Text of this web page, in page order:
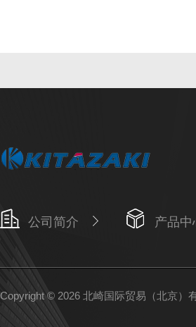
公司简介 产品中
Copyright © 2026 北崎国际贸易（北京）